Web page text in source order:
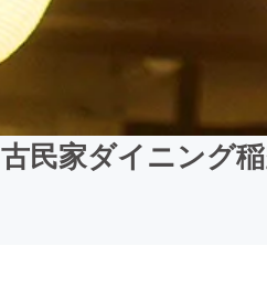
古民家ダイニング